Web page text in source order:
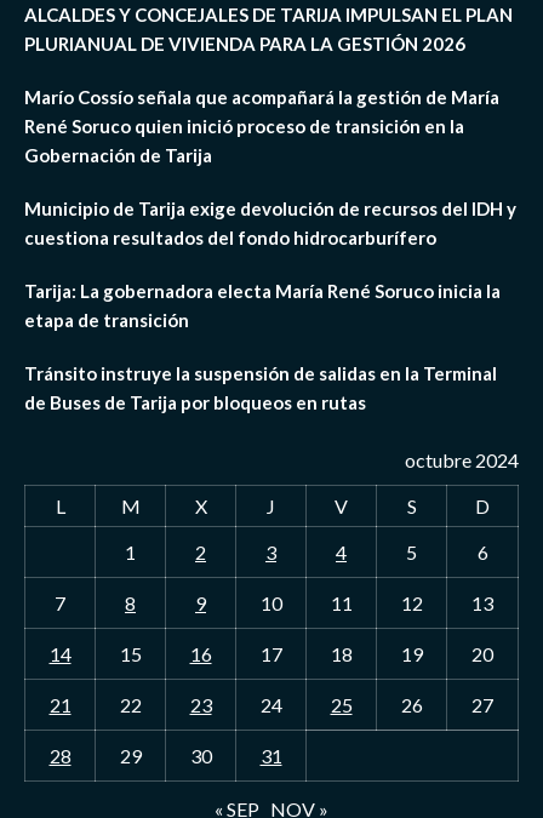
ALCALDES Y CONCEJALES DE TARIJA IMPULSAN EL PLAN
PLURIANUAL DE VIVIENDA PARA LA GESTIÓN 2026
Marío Cossío señala que acompañará la gestión de María
René Soruco quien inició proceso de transición en la
Gobernación de Tarija
Municipio de Tarija exige devolución de recursos del IDH y
cuestiona resultados del fondo hidrocarburífero
Tarija: La gobernadora electa María René Soruco inicia la
etapa de transición
Tránsito instruye la suspensión de salidas en la Terminal
de Buses de Tarija por bloqueos en rutas
octubre 2024
L
M X J V S
D
1
2 3 4 5 6
7 8 9 10 11 12 13
14 15 16 17 18 19 20
21 22 23 24 25 26 27
28 29 30 31
« SEP NOV »